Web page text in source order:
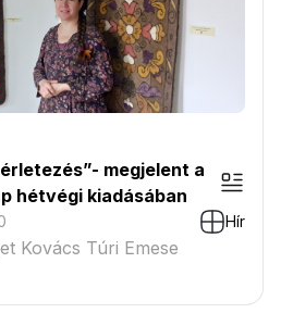
megjelent a
hétvégi kiadásában
Hír
Kovács Túri Emese